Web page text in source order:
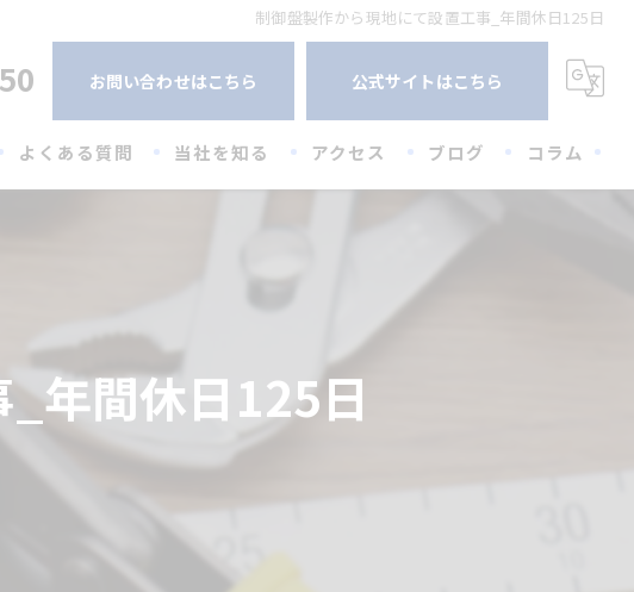
制御盤製作から現地にて設置工事_年間休日125日
お問い合わせはこちら 公式サイトはこちら
よくある質問 当社を知る
20代
アクセス ブログ コラム
年間休日125日